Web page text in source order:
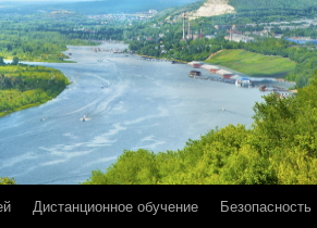
Дистанционное обучение
Безопасность